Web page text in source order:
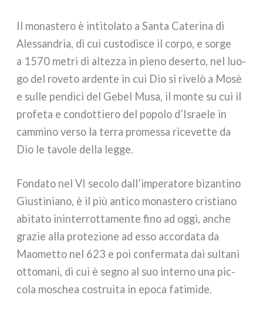
Il mona­ste­ro è inti­to­la­to a Santa Caterina di
Alessandria, di cui custo­di­sce il cor­po, e sor­ge
a 1570 metri di altez­za in pie­no deser­to, nel luo­
go del rove­to arden­te in cui Dio si rive­lò a Mosè
e sul­le pen­di­ci del Gebel Musa, il mon­te su cui il
pro­fe­ta e con­dot­tie­ro del popo­lo d’Israele in
cam­mi­no ver­so la ter­ra pro­mes­sa rice­vet­te da
Dio le tavo­le del­la leg­ge.
Fondato nel VI seco­lo dall’imperatore bizan­ti­no
Giustiniano, è il più anti­co mona­ste­ro cri­stia­no
abi­ta­to inin­ter­rot­ta­men­te fino ad oggi, anche
gra­zie alla pro­te­zio­ne ad esso accor­da­ta da
Maometto nel 623 e poi con­fer­ma­ta dai sul­ta­ni
otto­ma­ni, di cui è segno al suo inter­no una pic­
co­la moschea costrui­ta in epo­ca fati­mi­de.